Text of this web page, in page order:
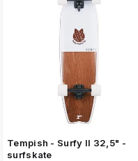
Tempish - Surfy II 32,5" -
surfskate